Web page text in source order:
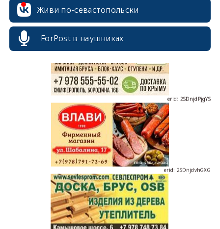
Живи по-севастопольски
ForPost в наушниках
erid: 2SDnjdPjgYS
erid: 2SDnjdvhGXG